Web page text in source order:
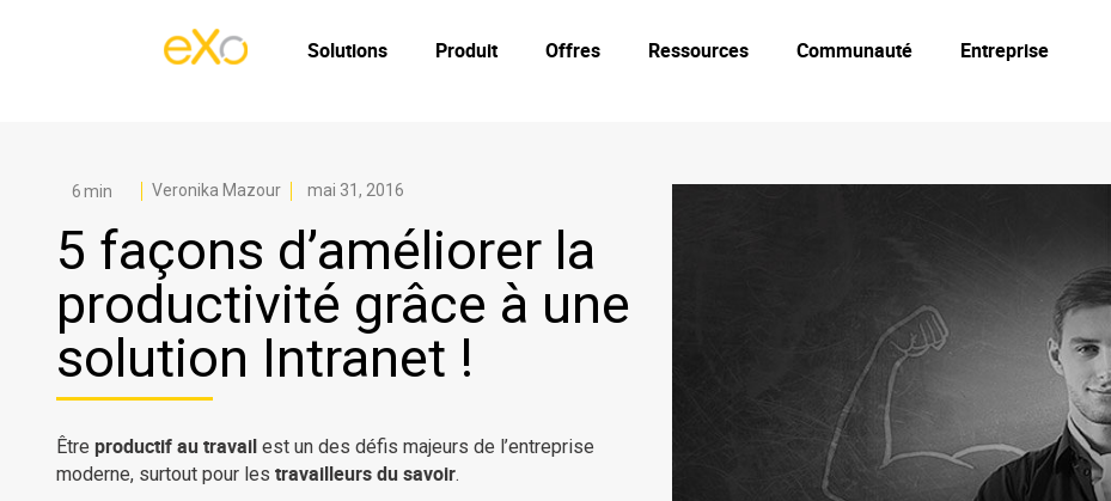
Solutions Produit Offres Ressources Communauté Entreprise
Veronika Mazour mai 31, 2016
5 façons d’améliorer la
productivité grâce à une
solution Intranet !
Être productif au travail est un des défis majeurs de l’entreprise
moderne, surtout pour les travailleurs du savoir.